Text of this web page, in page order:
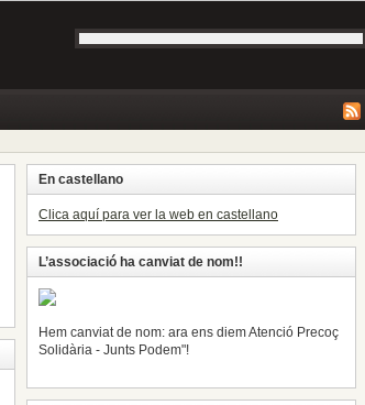
En castellano
Clica aquí para ver la web en castellano
L’associació ha canviat de nom!!
Hem canviat de nom: ara ens diem Atenció Precoç
Solidària - Junts Podem"!